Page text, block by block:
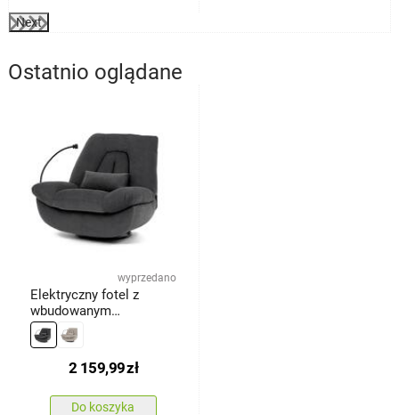
Next
Ostatnio oglądane
wyprzedano
Elektryczny fotel z
wbudowanym
sterowaniem, szary
2 159,99zł
Do koszyka